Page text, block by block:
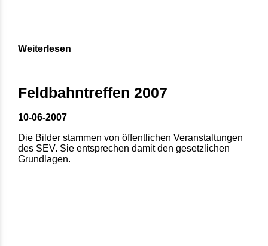
Weiterlesen
Feldbahntreffen 2007
10-06-2007
Die Bilder stammen von öffentlichen Veranstaltungen
des SEV. Sie entsprechen damit den gesetzlichen
Grundlagen.